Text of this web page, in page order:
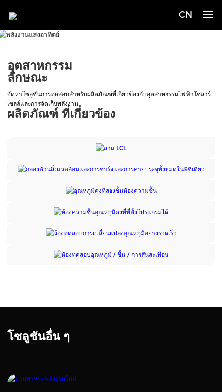
CN
พลังงานแสงอาทิตย์
อุตสาหกรรม
ลักษณะ
จัดหาโซลูชันการทดสอบสําหรับผลิตภัณฑ์ที่เกี่ยวข้องกับอุตสาหกรรมไฟฟ้าโซลาร์
เซลล์และการจัดเก็บพลังงาน
ผลิตภัณฑ์ ที่เกี่ยวข้อง
โซลูชันอื่น ๆ